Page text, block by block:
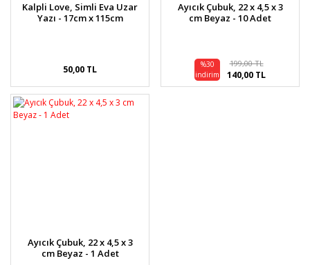
Kalpli Love, Simli Eva Uzar
Yazı - 17cm x 115cm
50,00 TL
Ayıcık Çubuk, 22 x 4,5 x 3
cm Beyaz - 10 Adet
%30
indirim
199,00 TL
140,00 TL
Ayıcık Çubuk, 22 x 4,5 x 3
cm Beyaz - 1 Adet